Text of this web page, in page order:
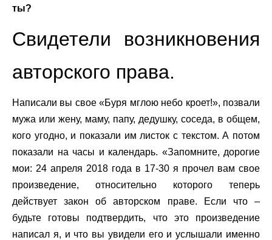
ты?
Свидетели возникновения
авторского права.
Написали вы свое «Буря мглою небо кроет!», позвали
мужа или жену, маму, папу, дедушку, соседа, в общем,
кого угодно, и показали им листок с текстом. А потом
показали на часы и календарь. «Запомните, дорогие
мои: 24 апреля 2018 года в 17-30 я прочел вам свое
произведение, относительно которого теперь
действует закон об авторском праве. Если что –
будьте готовы подтвердить, что это произведение
написал я, и что вы увидели его и услышали именно